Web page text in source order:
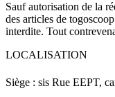
Sauf autorisation de la
des articles de
interdite. Tout
LOCALISATION
Siège : sis Rue EEPT,